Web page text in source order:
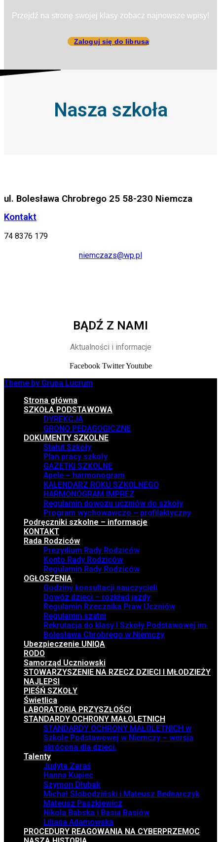
Przejdź na stronę swojej klasy zobacz najnowsze wpisy!
Zaloguj się do librusa
Nasza szkoła
ul. Bolesława Chrobrego 25 58-230 Niemcza
Kontakt
74 8376 179
niemczazs@wp.pl
BĄDŹ Z NAMI
Aktualności i informacje
Facebook Twitter Youtube
Theme by Grupa Lucrum
Strona główna
SZKOŁA PODSTAWOWA
DYREKCJA
GRONO PEDAGOGICZNE
DOKUMENTY SZKOLNE
Statut Szkoły
Plan pracy szkoły
GAZETKI SZKOLNE
Apele – harmonogram
KALENDARZ ROKU SZKOLNEGO
HARMONOGRAM IMPREZ
Regulamin dowozu uczniów do szkoły
Program wychowawczo – profilaktyczny
Podręczniki szkolne – informacje
KONTAKT
Rada Rodziców
Prezydium Rady Rodziców
Konto Rady Rodziców
Regulamin Rady Rodziców
OGŁOSZENIA
Godziny konsultacji nauczycieli
Dowóz dzieci – rozkład jazdy
Regulamin Rzecznika Praw Uczniów
Regulamin szatni
Rekrutacja do klasy I Szkoły Podstawowej im.
Bolesława Chrobrego w Niemczy
Ubezpieczenie UNIQA
RODO
Samorząd Uczniowski
STOWARZYSZENIE NA RZECZ DZIECI I MŁODZIEŻY
NAJLEPSI
PIEŚŃ SZKOŁY
Świetlica
LABORATORIA PRZYSZŁOŚCI
STANDARDY OCHRONY MAŁOLETNICH
STANDARDY OCHRONY MAŁOLETNICH w
Szkole Podstawowej w Niemczy – wersja
skrócona dla dzieci.
Talenty
Judyta Zaraś
Hanna Kupiec
Szymon Dłubak
Michał Słobodziński i Mateusz Bednarczyk
Mateusz Paszkiewicz
Nikola Babska i Basia Basiów
Liliana Adamowska
PROCEDURY REAGOWANIA NA CYBERPRZEMOC